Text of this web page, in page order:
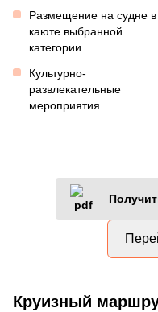
Размещение на судне в
каюте выбранной
категории
Культурно-
развлекательные
мероприятия
Круизный